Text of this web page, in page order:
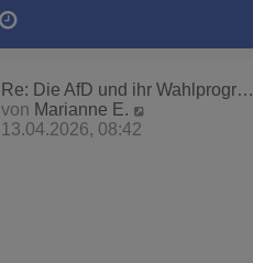
Re: Die AfD und ihr Wahlprogr…
von Marianne E.
13.04.2026, 08:42